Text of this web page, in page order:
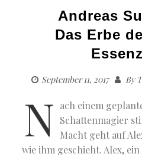
Andreas
Das Erbe
September 11, 2017 By
N ach einem
Schattenmagier
Macht geht auf
wie ihm geschieht. Alex,